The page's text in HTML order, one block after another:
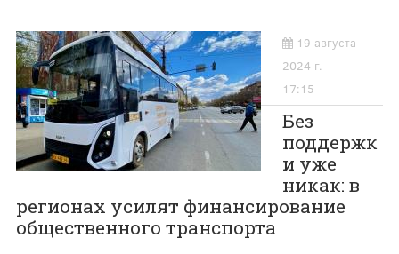
19 августа
2024 г. —
17:15
Без
поддержк
и уже
никак: в
регионах усилят финансирование
общественного транспорта